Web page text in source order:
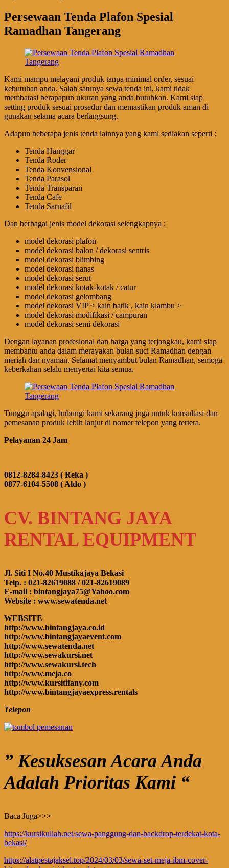
Persewaan Tenda Plafon Spesial
Ramadhan Tangerang
Kami mampu melayani produk tanpa minimal order, sesuai
kebutuhan anda. Salah satunya sewa tenda ini, kami tidak
membatasi berapapun ukuran yang anda butuhkan. Kami siap
setting produk sesuai prosedur dan memastikan produk aman di
gunakan selama acara berlangsung.
Adapun beberapa jenis tenda lainnya yang kami sediakan seperti :
Tenda Hanggar
Tenda Roder
Tenda Konvensional
Tenda Parasol
Tenda Transparan
Tenda Cafe
Tenda Sarnafil
Dan berbagai jenis model dekorasi selengkapnya :
model dekorasi plafon
model dekorasi balon / dekorasi sentris
model dekorasi blimbing
model dekorasi nanas
model dekorasi serut
model dekorasi kotak-kotak / catur
model dekorasi gelombang
model dekorasi VIP < kain batik , kain klambu >
model dekorasi modifikasi / campuran
model dekorasi semi dekorasi
Dengan layanan profesional dan harga yang terjangkau, kami siap
membantu anda dalam merayakan bulan suci Ramadhan dengan
meriah dan nyaman. Selamat menyambut bulan Ramadhan, semoga
keberkahan selalu menyertai kita semua.
Tunggu apalagi, hubungi kami sekarang juga untuk konsultasi dan
pemesanan produk lebih lanjut di nomer telepon yang tertera.
Pelayanan 24 Jam
0812-8284-8423 ( Reka )
0877-6104-5508 ( Aldo )
CV. BINTANG JAYA
RENTAL EQUIPMENT
Jl. Siti I No.40 Mustikajaya Bekasi
Telp. : 021-82619088 / 021-82619089
E-mail : bintangjaya75@Yahoo.com
Website : www.sewatenda.net
WEBSITE
http://www.bintangjaya.co.id
http://www.bintangjayaevent.com
http://www.sewatenda.net
http://www.sewakursi.net
http://www.sewakursi.tech
http://www.meja.co
http://www.kursitifany.com
http://www.bintangjayaexpress.rentals
Telepon
” Kesuksesan Acara Anda
Adalah Prioritas Kami “
Baca Juga>>>
https://kursikuliah.net/sewa-panggung-dan-backdrop-terdekat-kota-
bekasi/
https://alatpestajaksel.top/2024/03/03/sewa-set-meja-ibm-cover-